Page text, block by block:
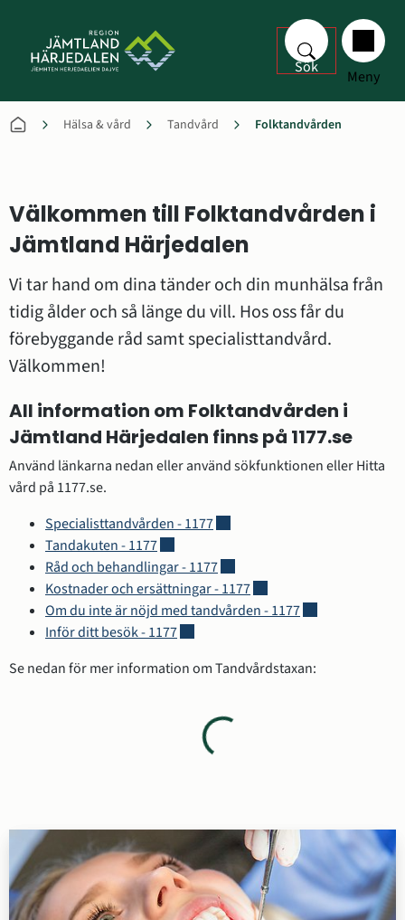
Sök Meny
Hälsa & vård Tandvård Folktandvården
Välkommen till Folktandvården i
Jämtland Härjedalen
Vi tar hand om dina tänder och din munhälsa från
tidig ålder och så länge du vill. Hos oss får du
förebyggande råd samt specialisttandvård.
Välkommen!
All information om Folktandvården i
Jämtland Härjedalen finns på 1177.se
Använd länkarna nedan eller använd sökfunktionen eller Hitta
vård på 1177.se.
Specialisttandvården - 1177Länk till annan webbplats,
Tandakuten - 1177Länk till annan webbplats, öppnas i nytt
Råd och behandlingar - 1177Länk till annan webbplats,
Kostnader och ersättningar - 1177Länk till annan
Om du inte är nöjd med tandvården - 1177Länk till annan
Inför ditt besök - 1177Länk till annan webbplats, öppnas i
Se nedan för mer information om Tandvårdstaxan: